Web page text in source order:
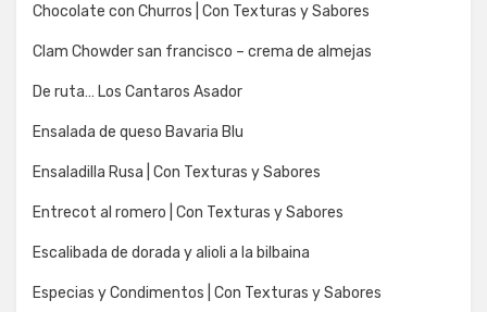
Chocolate con Churros | Con Texturas y Sabores
Clam Chowder san francisco – crema de almejas
De ruta… Los Cantaros Asador
Ensalada de queso Bavaria Blu
Ensaladilla Rusa | Con Texturas y Sabores
Entrecot al romero | Con Texturas y Sabores
Escalibada de dorada y alioli a la bilbaina
Especias y Condimentos | Con Texturas y Sabores